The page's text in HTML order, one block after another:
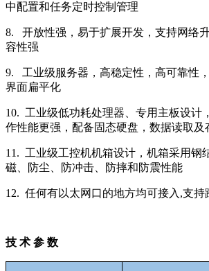
中配置和任务定时控制管理
8. 开放性强，易于扩展开发，支持网络
容性强
9. 工业级服务器，高稳定性，高可靠性
界面扁平化
10. 工业级低功耗处理器、专用主板设计
作性能更强，配备固态硬盘，数据读取及
11. 工业级工控机机箱设计，机箱采用钢
磁、防尘、防冲击、防摔和防震性能
12. 任何有以太网口的地方均可接入,支持
技 术 参 数